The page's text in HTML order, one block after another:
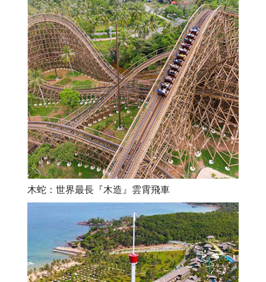
木蛇：世界最長『木造』雲霄飛車